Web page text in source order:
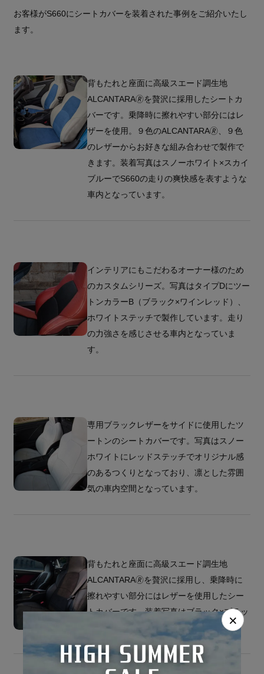
お客様がS660にシートカバーを装着された事例をご紹介いたし
ます。
背もたれと座面に高級スエード調生地
ALCANTARA🄬を贅沢に採用したシートカ
バーです。乗降時に擦れやすい部分にはレ
ザーを使用。９色のALCANTARA🄬、９色
のレザーからお好きな組み合わせで製作で
きます。装着写真はスノーホワイト×スカイ
ブルーでS660の走りの爽快感を表すような
車内となっています。
インテリアにもこだわるオーナー様のため
のカスタムシリーズ。写真はタイプDにツー
トンカラーB（ブラック×ワインレッド）、
ホワイトステッチで製作しています。走り
の力強さを感じさせる車内となっていま
す。
専用ブラックレザーをサイドに使用したツ
ートンのシートカバーです。写真はスノー
ホワイトにレッドステッチでオリジナル感
のあるつくりとなっており、凛とした雰囲
気の車内空間となっています。
背もたれと座面に高級スエード調生地
ALCANTARA🄬を贅沢に採用し、乗降時に
擦れやすい部分にはレザーを使用したシー
トカバーです。装着写真はブラック×ブラッ
クでクールな車内空間となっています。
×